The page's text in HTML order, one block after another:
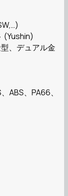
(Yushin)
、デュアル金
ABS、PA66、